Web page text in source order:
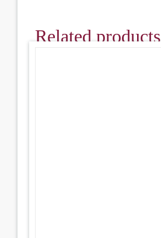
Related products